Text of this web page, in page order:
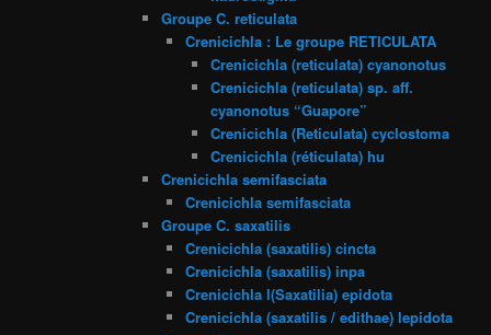
Groupe C. reticulata
Crenicichla : Le groupe RETICULATA
Crenicichla (reticulata) cyanonotus
Crenicichla (reticulata) sp. aff.
cyanonotus “Guapore”
Crenicichla (Reticulata) cyclostoma
Crenicichla (réticulata) hu
Crenicichla semifasciata
Crenicichla semifasciata
Groupe C. saxatilis
Crenicichla (saxatilis) cincta
Crenicichla (saxatilis) inpa
Crenicichla l(Saxatilia) epidota
Crenicichla (saxatilis / edithae) lepidota